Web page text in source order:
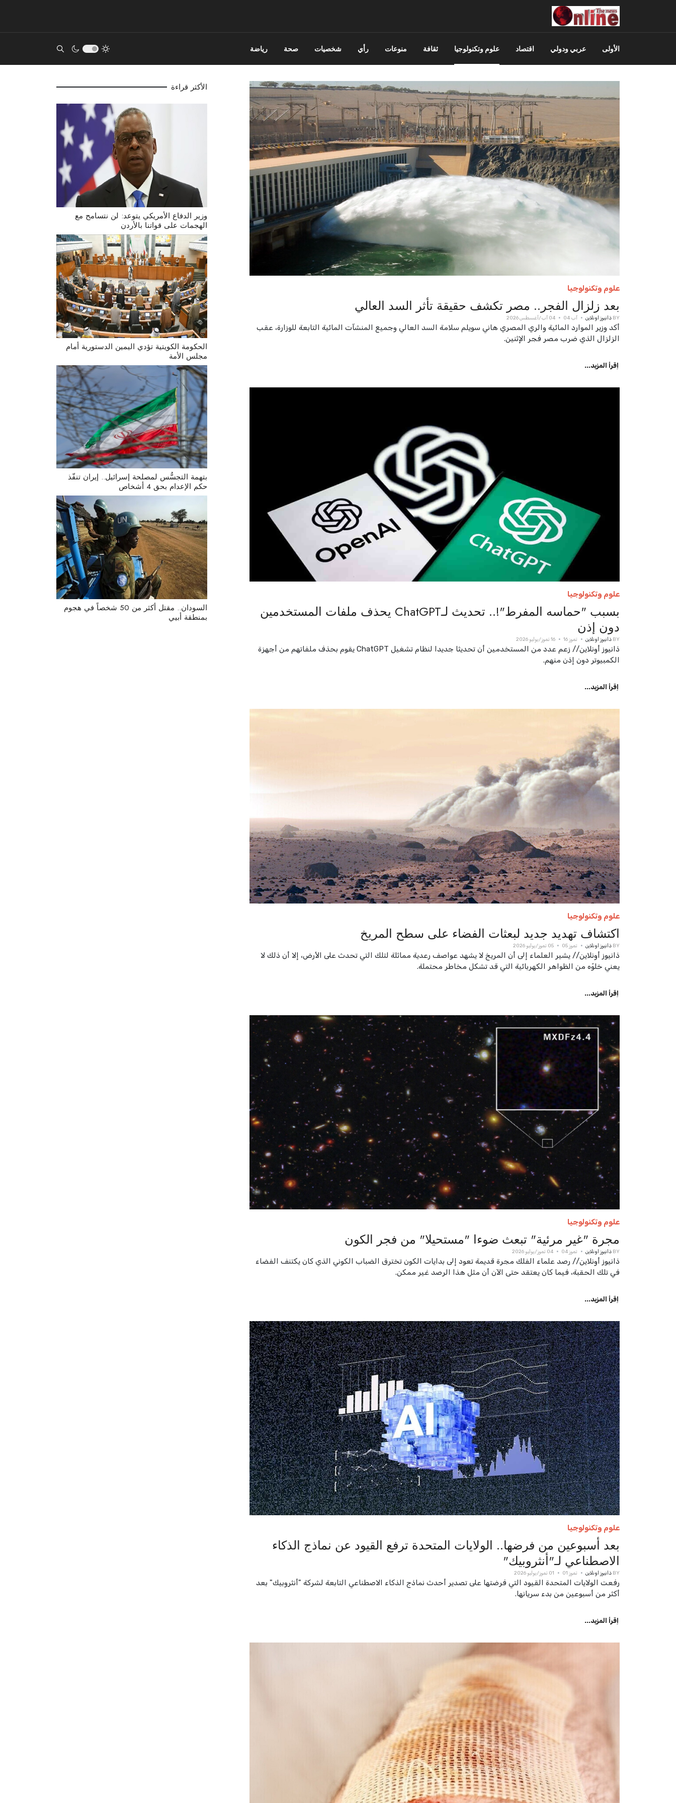
الأولى عربي ودولي اقتصاد علوم وتكنولوجيا ثقافة منوعات رأي شخصيات صحة رياضة
for results.
علوم وتكنولوجيا
بعد زلزال الفجر.. مصر تكشف حقيقة تأثر السد العالي
BY ذانيوز اونلاين آب 04 04 آب/أغسطس 2026
أكد وزير الموارد المائية والري المصري هاني سويلم سلامة السد العالي وجميع المنشآت المائية التابعة للوزارة، عقب
الزلزال الذي ضرب مصر فجر الإثنين.
اِقرأ المزيد...
علوم وتكنولوجيا
بسبب "حماسه المفرط"!.. تحديث لـChatGPT يحذف ملفات المستخدمين
دون إذن
BY ذانيوز اونلاين تموز 16 16 تموز/يوليو 2026
ذانيوز أونلاين// زعم عدد من المستخدمين أن تحديثا جديدا لنظام تشغيل ChatGPT يقوم بحذف ملفاتهم من أجهزة
الكمبيوتر دون إذن منهم.
اِقرأ المزيد...
علوم وتكنولوجيا
اكتشاف تهديد جديد لبعثات الفضاء على سطح المريخ
BY ذانيوز اونلاين تموز 05 05 تموز/يوليو 2026
ذانيوز أونلاين// يشير العلماء إلى أن المريخ لا يشهد عواصف رعدية مماثلة لتلك التي تحدث على الأرض، إلا أن ذلك لا
يعني خلوّه من الظواهر الكهربائية التي قد تشكل مخاطر محتملة.
اِقرأ المزيد...
علوم وتكنولوجيا
مجرة "غير مرئية" تبعث ضوءا "مستحيلا" من فجر الكون
BY ذانيوز اونلاين تموز 04 04 تموز/يوليو 2026
ذانيوز أونلاين// رصد علماء الفلك مجرة قديمة تعود إلى بدايات الكون تخترق الضباب الكوني الذي كان يكتنف الفضاء
في تلك الحقبة، فيما كان يعتقد حتى الآن أن مثل هذا الرصد غير ممكن.
اِقرأ المزيد...
علوم وتكنولوجيا
بعد أسبوعين من فرضها.. الولايات المتحدة ترفع القيود عن نماذج الذكاء
الاصطناعي لـ"أنثروبيك"
BY ذانيوز اونلاين تموز 01 01 تموز/يوليو 2026
رفعت الولايات المتحدة القيود التي فرضتها على تصدير أحدث نماذج الذكاء الاصطناعي التابعة لشركة "أنثروبيك" بعد
أكثر من أسبوعين من بدء سريانها.
اِقرأ المزيد...
الأكثر قراءة
وزير الدفاع الأمريكي يتوعد: لن نتسامح مع
الهجمات على قواتنا بالأردن
الحكومة الكويتية تؤدي اليمين الدستورية أمام
مجلس الأمة
بتهمة التجسُّس لمصلحة إسرائيل.. إيران تنفّذ
حكم الإعدام بحق 4 أشخاص
السودان.. مقتل أكثر من 50 شخصاً في هجوم
بمنطقة أبيي